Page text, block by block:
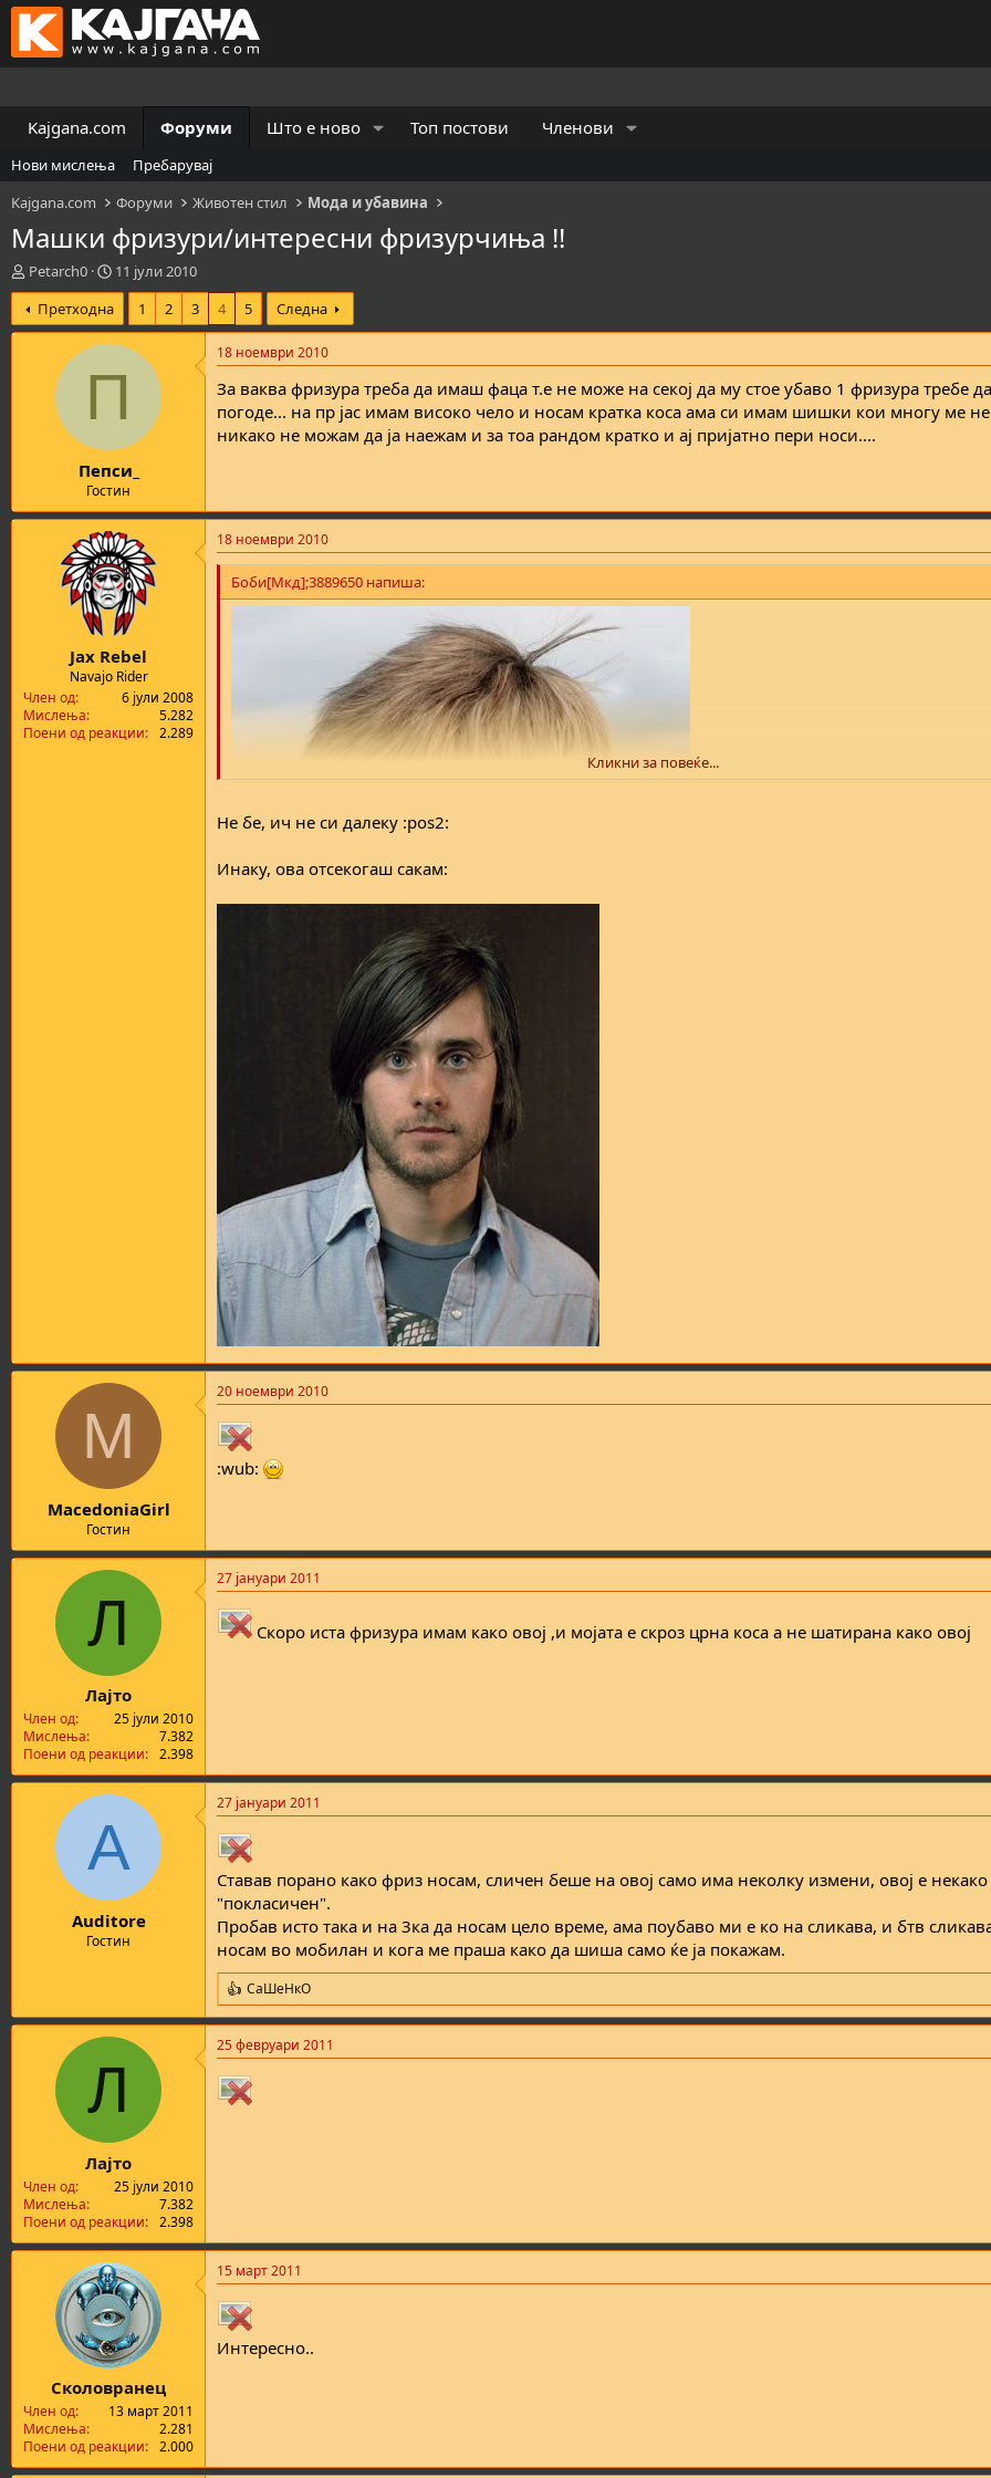
Kajgana.com Форуми Што е ново Топ постови Членови
Нови мислења
Пребарувај
Kajgana.com
Форуми Животен стил Мода и убавина
Машки фризури/интересни фризурчиња !!
К
р
е
а
а
Petarch0
В
р
м
е
п
о
ч
н
у
в
а
њ
е
11 јули 2010
Претходна
1 2 3 4 5 Следна
П
Пепси_
Гостин
18 ноември 2010
За ваква фризура треба да имаш фаца т.е не може на секој да му стое убаво 1 фризура требе да
погоде... на пр јас имам високо чело и носам кратка коса ама си имам шишки кои многу ме
никако не можам да ја наежам и за тоа рандом кратко и ај пријатно пери носи....
Jax Rebel
Navajo Rider
Член од
6 јули 2008
Мислења
5.282
Поени од реакции
2.289
18 ноември 2010
Боби[Мкд];3889650 напиша:
Целам кон нешто вакво зимава.
Не сум далеку...
Кликни за повеќе...
Не бе, ич не си далеку :pos2:
Инаку, ова отсекогаш сакам:
M
MacedoniaGirl
Гостин
20 ноември 2010
:wub:
Л
Лајто
Член од
25 јули 2010
Мислења
7.382
Поени од реакции
2.398
27 јануари 2011
Скоро иста фризура имам како овој ,и мојата е скроз црна коса а не шатирана како овој
A
Auditore
Гостин
27 јануари 2011
Ставав порано како фриз носам, сличен беше на овој само има неколку измени, овој е некако
"покласичен".
Пробав исто така и на 3ка да носам цело време, ама поубаво ми е ко на сликава, и бтв
носам во мобилан и кога ме праша како да шиша само ќе ја покажам.
R
e
a
c
i
o
СаШеНкО
Л
Лајто
Член од
25 јули 2010
Мислења
7.382
Поени од реакции
2.398
25 февруари 2011
Сколовранец
Член од
13 март 2011
Мислења
2.281
Поени од реакции
2.000
15 март 2011
Интересно..